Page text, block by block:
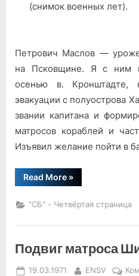
(снимок военных лет).
Петрович Маслов —
на Псковщине. Я с ним
осенью в. Кронштадте,
эвакуации с полуострова
звании капитана и
матросов кораблей и
Изъявил желание пойти в
Read More“Не
забуду
комбат”
»
"СБ" - Четвёртая страница
Подвиг матроса
Posted
19.03.1971 By
ENSV